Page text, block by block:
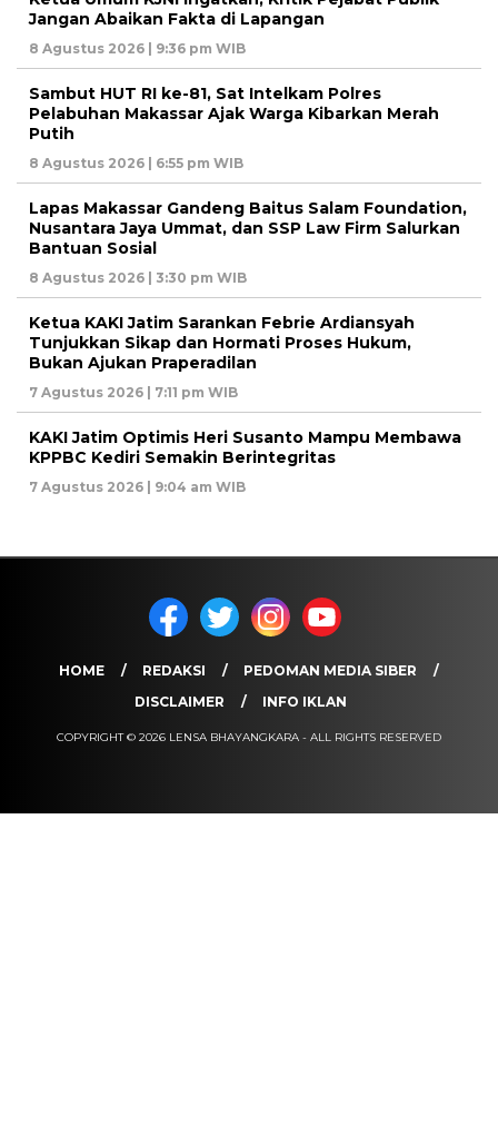
Jangan Abaikan Fakta di Lapangan
8 Agustus 2026 | 9:36 pm WIB
Sambut HUT RI ke-81, Sat Intelkam Polres
Pelabuhan Makassar Ajak Warga Kibarkan Merah
Putih
8 Agustus 2026 | 6:55 pm WIB
Lapas Makassar Gandeng Baitus Salam Foundation,
Nusantara Jaya Ummat, dan SSP Law Firm Salurkan
Bantuan Sosial
8 Agustus 2026 | 3:30 pm WIB
Ketua KAKI Jatim Sarankan Febrie Ardiansyah
Tunjukkan Sikap dan Hormati Proses Hukum,
Bukan Ajukan Praperadilan
7 Agustus 2026 | 7:11 pm WIB
KAKI Jatim Optimis Heri Susanto Mampu Membawa
KPPBC Kediri Semakin Berintegritas
7 Agustus 2026 | 9:04 am WIB
HOME REDAKSI
PEDOMAN MEDIA SIBER
DISCLAIMER
INFO IKLAN
COPYRIGHT © 2026 LENSA BHAYANGKARA - ALL RIGHTS RESERVED